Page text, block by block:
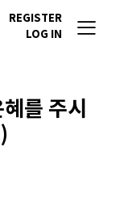
REGISTER
LOG IN
를 주시